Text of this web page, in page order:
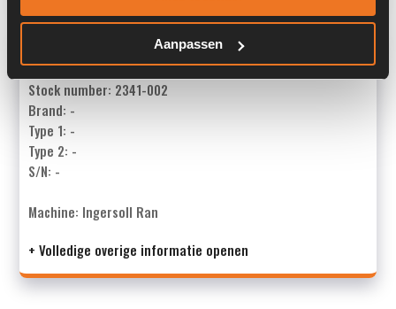
Aanpassen
Stock number: 2341-002
Brand: -
Type 1: -
Type 2: -
S/N: -
Machine: Ingersoll Ran
+ Volledige overige informatie openen